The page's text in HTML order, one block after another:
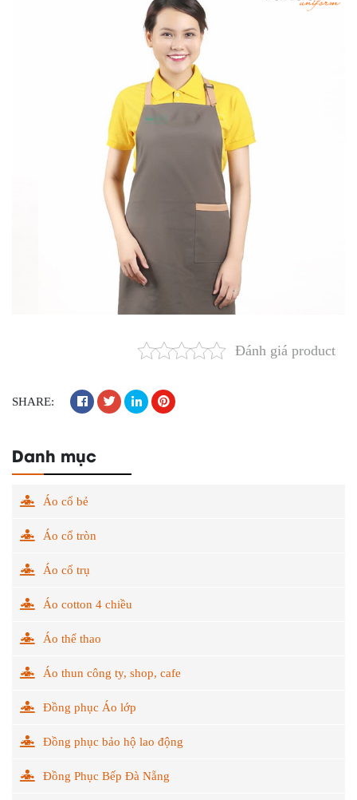
Đánh giá product
SHARE:
Danh mục
Áo cổ bẻ
Áo cổ tròn
Áo cổ trụ
Áo cotton 4 chiều
Áo thể thao
Áo thun công ty, shop, cafe
Đồng phục Áo lớp
Đồng phục bảo hộ lao động
Đồng Phục Bếp Đà Nẵng